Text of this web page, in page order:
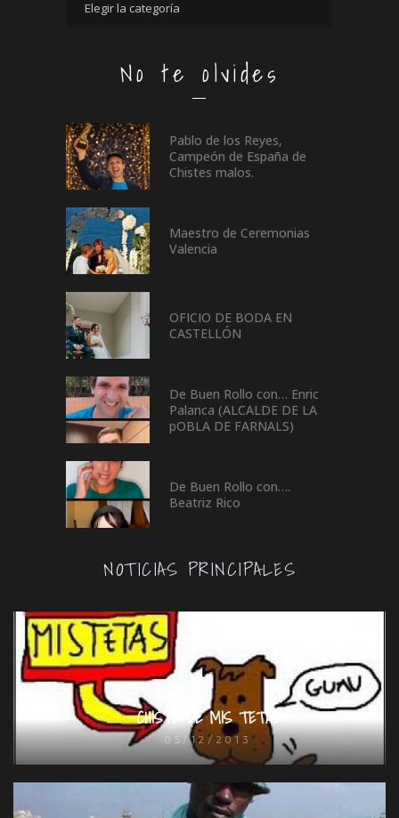
No te olvides
Pablo de los Reyes,
Campeón de España de
Chistes malos.
Maestro de Ceremonias
Valencia
OFICIO DE BODA EN
CASTELLÓN
De Buen Rollo con… Enric
Palanca (ALCALDE DE LA
pOBLA DE FARNALS)
De Buen Rollo con….
Beatriz Rico
NOTICIAS PRINCIPALES
CHISTE DE MIS TETAS
05/12/2013